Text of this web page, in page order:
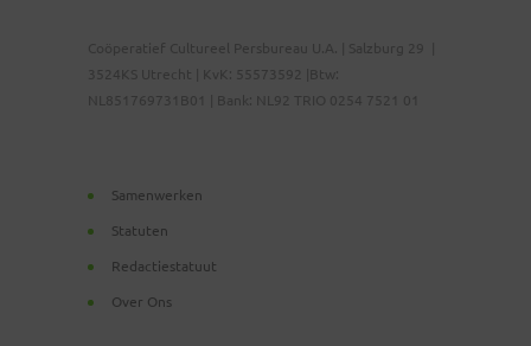
Coöperatief Cultureel Persbureau U.A. | Salzburg 29 |
3524KS Utrecht | KvK: 55573592 |Btw:
NL851769731B01 | Bank: NL92 TRIO 0254 7521 01
Samenwerken
Statuten
Redactiestatuut
Over Ons